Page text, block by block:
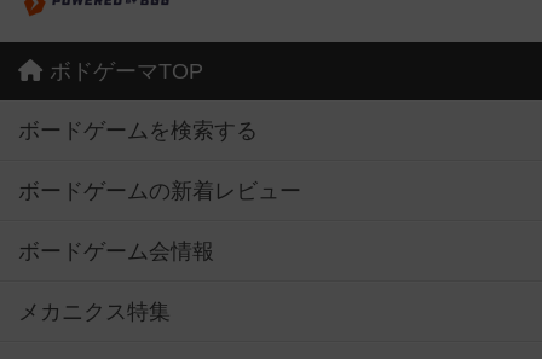
ボドゲーマTOP
ボードゲームを検索する
ボードゲームの新着レビュー
ボードゲーム会情報
メカニクス特集